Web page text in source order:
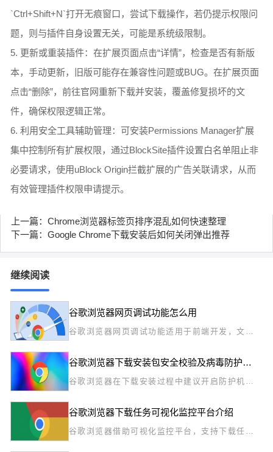
`Ctrl+Shift+N`打开无痕窗口，尝试下载操作，若仍提示权限问
题，则与插件自身设置无关，可能是系统级限制。
5. 更新或重装插件：在扩展页面点击“详情”，检查是否有新版
本，手动更新，旧版可能存在兼容性问题或BUG。在扩展页面
点击“删除”，前往官网重新下载并安装，覆盖修复损坏的文
件，确保权限逻辑正常。
6. 利用安全工具辅助管理：可安装Permissions Manager扩展
集中控制所有扩展权限，通过BlockSite插件设置白名单阻止非
必要请求，使用uBlock Origin拦截扩展的广告关联请求，从而
有效管理插件权限申请提示。
上一篇：Chrome浏览器标签页排序混乱如何快速整理
下一篇：Google Chrome下载安装后如何关闭弹出推荐
继续阅读
谷歌浏览器网页调试功能怎么用
谷歌浏览器网页调试功能适用于前端开发，文章
详细讲解调试工具使用方法和操作技巧，帮助开
发者快速定位问题、优化代码，实现高效网页开
发体验。
谷歌浏览器下载安装包安全校验及病毒防护技巧
谷歌浏览器在下载安装过程中建议开启防护机制
并校验文件完整性，文章讲解校验方式与防病毒
策略，提升系统安全。
谷歌浏览器下载任务可视化监控平台介绍
谷歌浏览器借助可视化监控平台，支持下载任务
的实时跟踪与管理，方便用户掌控进度与异常，